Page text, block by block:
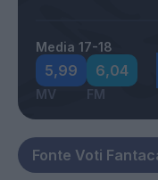
Media 17-18
5,99
MV
6,04
FM